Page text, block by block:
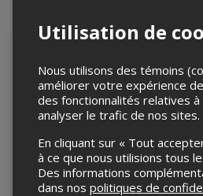
Palais du Patin
Du 9 août au 17 octobre
2026
Lieux multiples
Utilisation de
Nous utilisons des témoins
améliorer votre expérience
des fonctionnalités relatives
analyser le trafic de nos sites.
En cliquant sur « Tout
à ce que nous utilisions tous
Des informations
dans nos politiques de